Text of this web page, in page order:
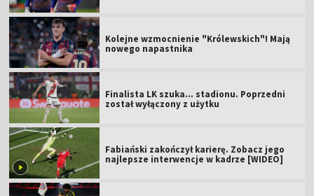
Kolejne wzmocnienie "Królewskich"! Mają
nowego napastnika
Finalista LK szuka... stadionu. Poprzedni
został wyłączony z użytku
Fabiański zakończył karierę. Zobacz jego
najlepsze interwencje w kadrze [WIDEO]